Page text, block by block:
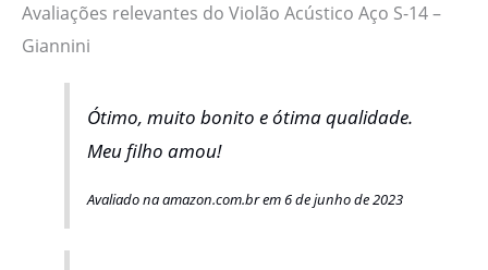
Avaliações relevantes do Violão Acústico Aço S-14 –
Giannini
Ótimo, muito bonito e ótima qualidade.
Meu filho amou!
Avaliado na amazon.com.br em 6 de junho de 2023